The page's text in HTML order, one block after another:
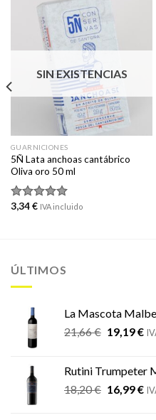
SIN EXISTENCIAS
GUARNICIONES
5Ñ Lata anchoas cantábrico
Oliva oro 50 ml
Valorado
3,34€ IVA incluido
ÚLTIMOS
La Mascota
21,66€ El
era:
21,66 €.
19,19€El
es:
Rutini Trumpeter
18,20€ El
16,99€El